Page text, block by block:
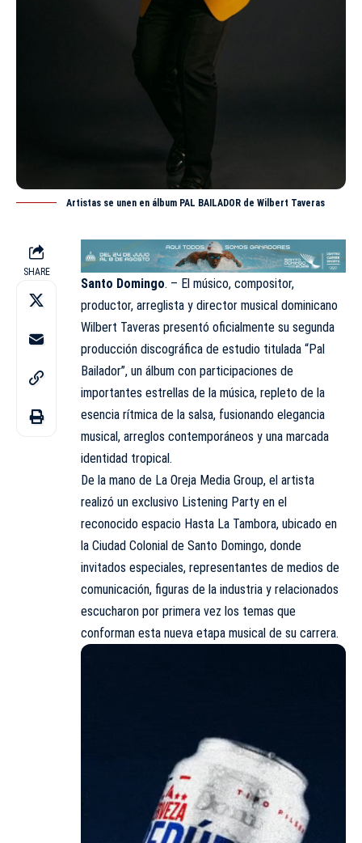
Artistas se unen en álbum PAL BAILADOR de Wilbert Taveras
SHARE
Santo Domingo. – El músico, compositor,
productor, arreglista y director musical dominicano
Wilbert Taveras presentó oficialmente su segunda
producción discográfica de estudio titulada “Pal
Bailador”, un álbum con participaciones de
importantes estrellas de la música, repleto de la
esencia rítmica de la salsa, fusionando elegancia
musical, arreglos contemporáneos y una marcada
identidad tropical.
De la mano de La Oreja Media Group, el artista
realizó un exclusivo Listening Party en el
reconocido espacio Hasta La Tambora, ubicado en
la Ciudad Colonial de Santo Domingo, donde
invitados especiales, representantes de medios de
comunicación, figuras de la industria y relacionados
escucharon por primera vez los temas que
conforman esta nueva etapa musical de su carrera.